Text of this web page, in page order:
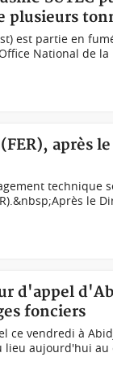
est partie en
National de
après le
technique
le
d'appel
fonciers
vendredi à
lieu aujourd'hui au